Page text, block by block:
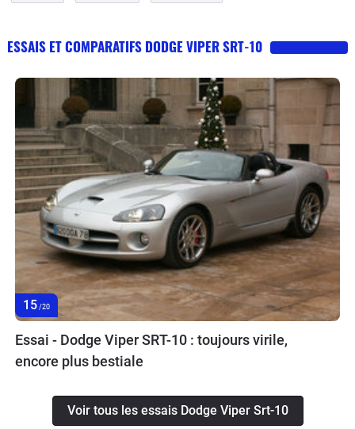
ESSAIS ET COMPARATIFS DODGE VIPER SRT-10
15 /20
Essai - Dodge Viper SRT-10 : toujours virile,
encore plus bestiale
Voir tous les essais Dodge Viper Srt-10